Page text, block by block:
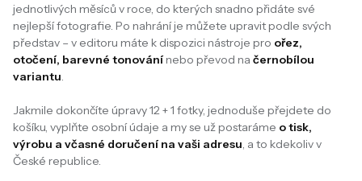
jednotlivých měsíců v roce, do kterých snadno přidáte své
nejlepší fotografie. Po nahrání je můžete upravit podle svých
představ – v editoru máte k dispozici nástroje pro ořez,
otočení, barevné tonovánínebo převod na černobílou
variantu.
Jakmile dokončíte úpravy 12 + 1 fotky, jednoduše přejdete do
košíku, vyplňte osobní údaje a my se už postaráme o tisk,
výrobu a včasné doručení na vaši adresu, a to kdekoliv v
České republice.